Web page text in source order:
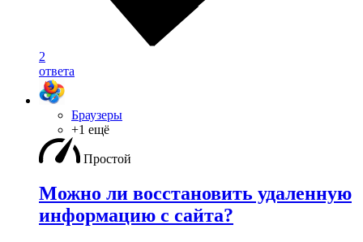
2
ответа
Браузеры
+1 ещё
Простой
Можно ли восстановить удаленную
информацию с сайта?